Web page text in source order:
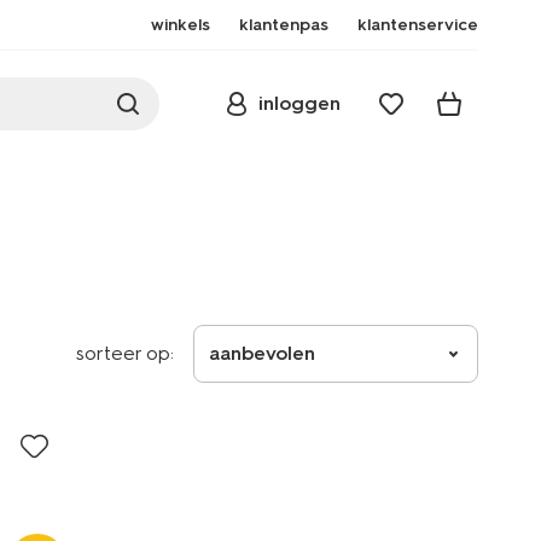
winkels klantenpas klantenservice
inloggen
sorteer op: aanbevolen